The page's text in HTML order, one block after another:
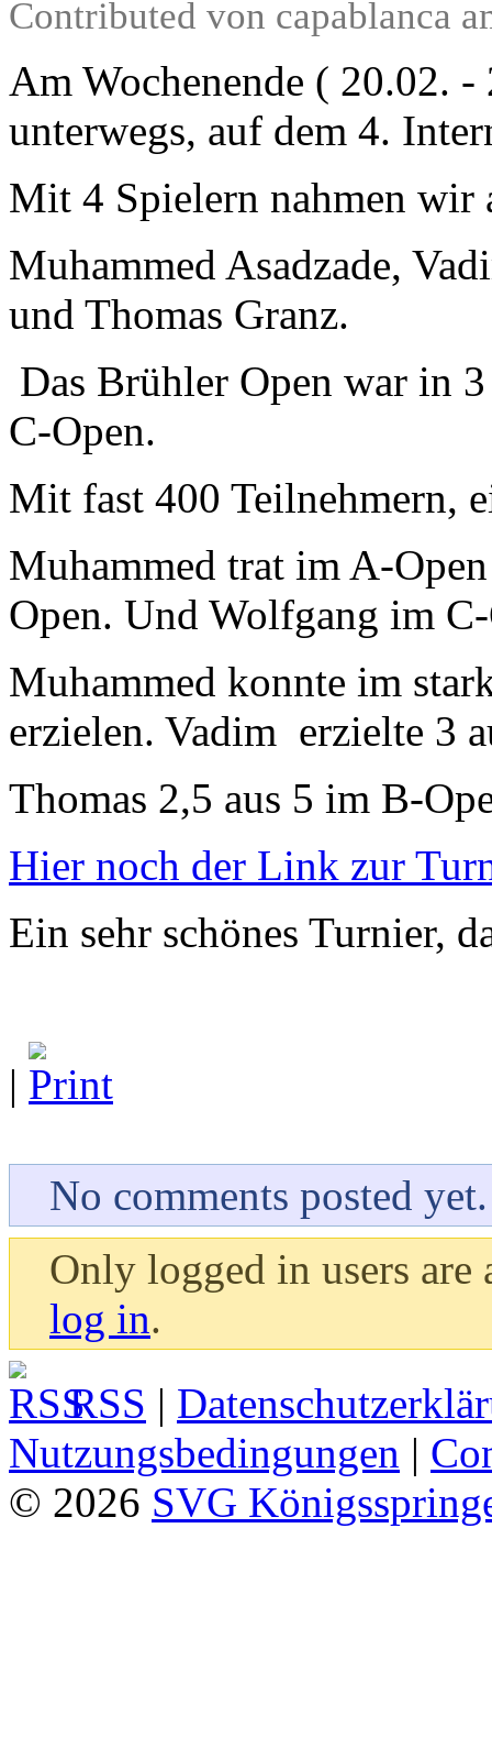
Contributed von capablanca
Am Wochenende ( 20.02.
unterwegs, auf dem 4.
Mit 4 Spielern nahmen wir
Muhammed Asadzade,
und Thomas Granz.
Das Brühler Open war in
C-Open.
Mit fast 400 Teilnehmern,
Muhammed trat im A-
Open. Und Wolfgang im
Muhammed konnte im
erzielen. Vadim erzielte 3
Thomas 2,5 aus 5 im B-
Hier noch der Link zur
Ein sehr schönes Turnier,
|
No comments posted yet.
Only logged in users
log in.
RSS |
Nutzungsbedingungen |
© 2026 SVG